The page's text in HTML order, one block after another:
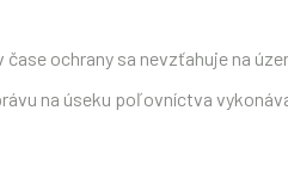
ochrany sa nevzťahuje na
na úseku poľovníctva